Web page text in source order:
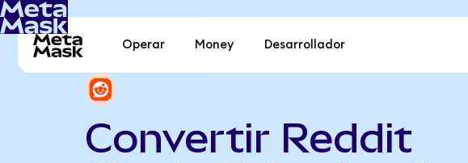
Operar Money Desarrollador
Convertir Reddit